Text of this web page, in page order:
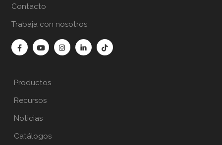
Contacto
Trabaja con nosotros
Productos
Recursos
Noticias
Catálogos